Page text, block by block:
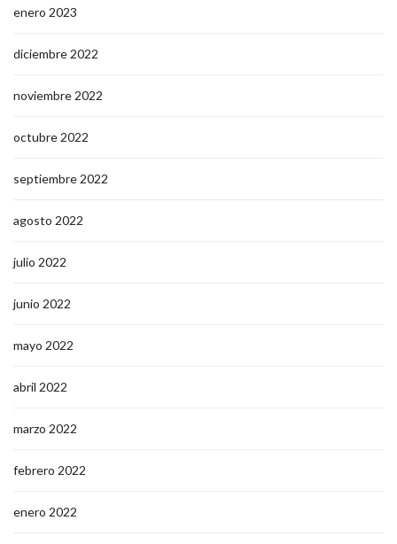
enero 2023
diciembre 2022
noviembre 2022
octubre 2022
septiembre 2022
agosto 2022
julio 2022
junio 2022
mayo 2022
abril 2022
marzo 2022
febrero 2022
enero 2022